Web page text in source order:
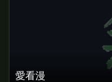
愛看漫